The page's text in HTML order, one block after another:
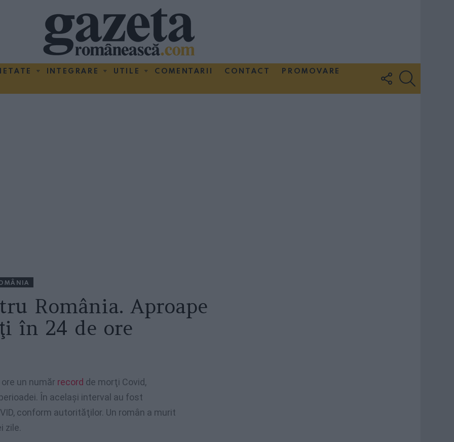
INTEGRARE UTILE COMENTARII CONTACT PROMOVARE
FOLLOW
US
România. Aproape
în 24 de ore
un număr record de morţi Covid,
În acelaşi interval au fost
conform autorităţilor. Un român a murit
zile.